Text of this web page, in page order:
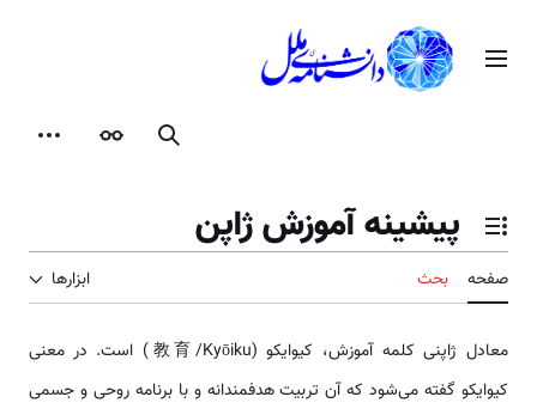
محتوامنوی اصلی
جستجوظاهر
تغییر وضعیت فهرست محتویات
پیشینه آموزش ژاپن
صفحه بحث ابزارها
معادل ژاپنی کلمه آموزش، کیوایکو (教育/Kyōiku) است. در معنی
کیوایکو گفته می‌شود که آن تربیت هدفمندانه و با برنامه روحی و جسمی